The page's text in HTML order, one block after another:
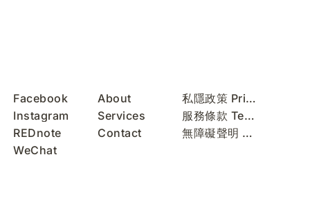
Facebook
Instagram
REDnote
WeChat
About
Services
Contact
私隱政策 Privacy Policy
服務條款 Terms of Use
無障礙聲明 Accessibility Statement